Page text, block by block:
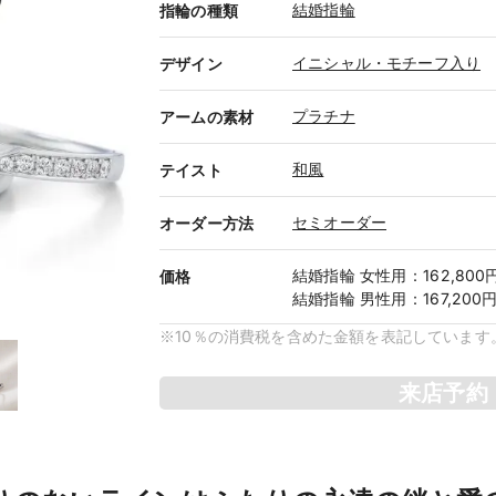
指輪の種類 結婚指輪
デザイン イニシャル・モチーフ入り
アームの素材 プラチナ
テイスト 和風
オーダー方法 セミオーダー
価格 結婚指輪 女性用 ：162,800
結婚指輪 男性用 ：167,200円
※10％の消費税を含めた金額を表記しています。
来店予約